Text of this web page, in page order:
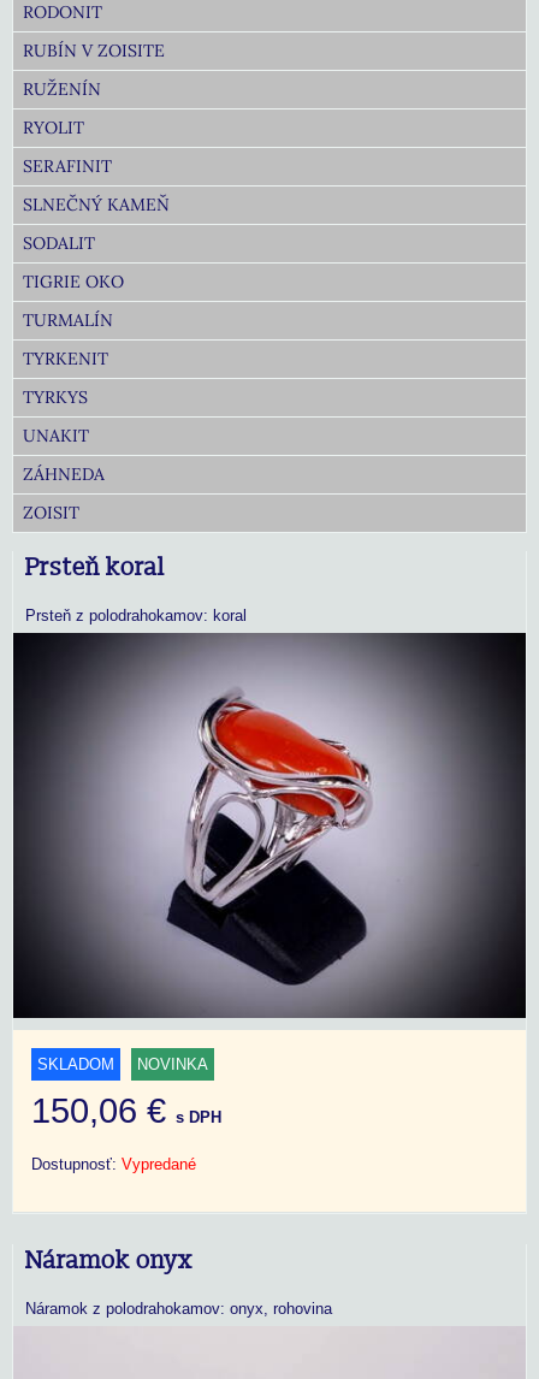
RODONIT
RUBÍN V ZOISITE
RUŽENÍN
RYOLIT
SERAFINIT
SLNEČNÝ KAMEŇ
SODALIT
TIGRIE OKO
TURMALÍN
TYRKENIT
TYRKYS
UNAKIT
ZÁHNEDA
ZOISIT
Prsteň koral
Prsteň z polodrahokamov: koral
SKLADOM NOVINKA
150,06 € s DPH
Dostupnosť: Vypredané
Náramok onyx
Náramok z polodrahokamov: onyx, rohovina